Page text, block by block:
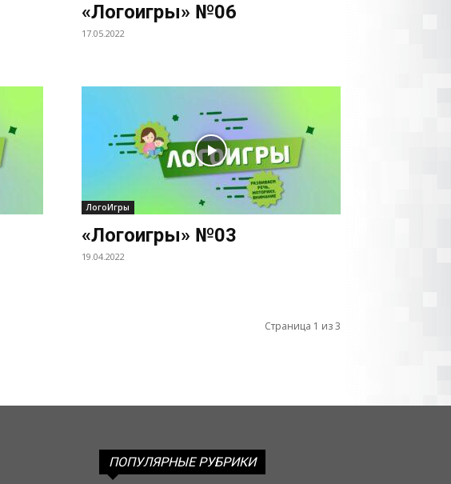
«Логоигры» №06
17.05.2022
ЛогоИгры
«Логоигры» №03
19.04.2022
Страница 1 из 3
ПОПУЛЯРНЫЕ РУБРИКИ